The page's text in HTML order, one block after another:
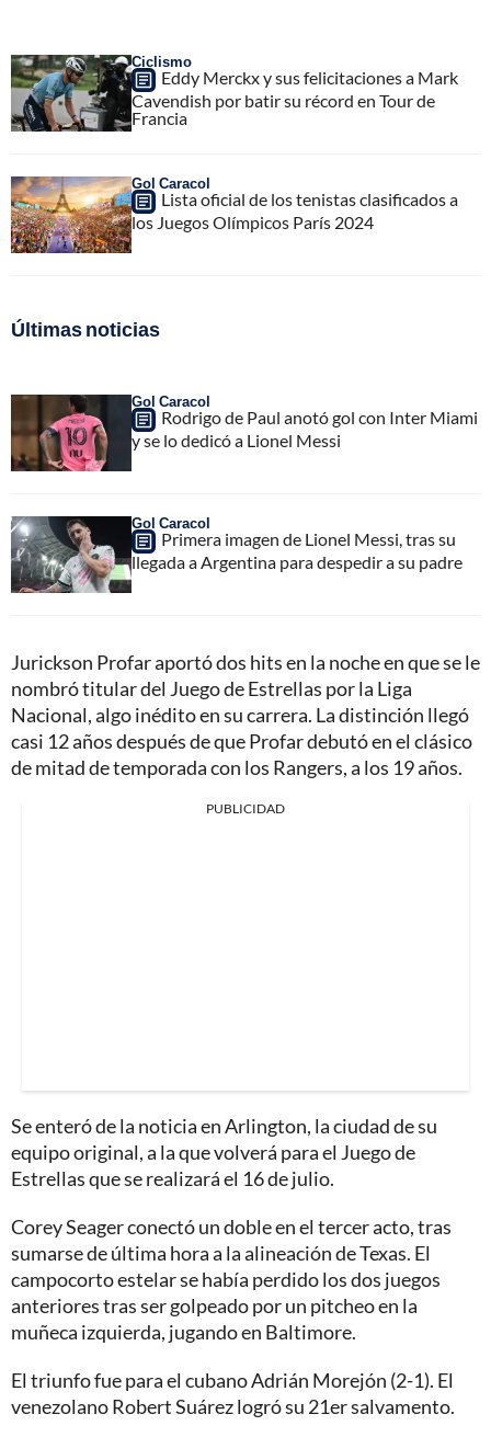
Ciclismo
Eddy Merckx y sus felicitaciones a Mark
Cavendish por batir su récord en Tour de
Francia
Gol Caracol
Lista oficial de los tenistas clasificados a
los Juegos Olímpicos París 2024
Últimas noticias
Gol Caracol
Rodrigo de Paul anotó gol con Inter Miami
y se lo dedicó a Lionel Messi
Gol Caracol
Primera imagen de Lionel Messi, tras su
llegada a Argentina para despedir a su padre
Jurickson Profar aportó dos hits en la noche en que se le
nombró titular del Juego de Estrellas por la Liga
Nacional, algo inédito en su carrera. La distinción llegó
casi 12 años después de que Profar debutó en el clásico
de mitad de temporada con los Rangers, a los 19 años.
PUBLICIDAD
Se enteró de la noticia en Arlington, la ciudad de su
equipo original, a la que volverá para el Juego de
Estrellas que se realizará el 16 de julio.
Corey Seager conectó un doble en el tercer acto, tras
sumarse de última hora a la alineación de Texas. El
campocorto estelar se había perdido los dos juegos
anteriores tras ser golpeado por un pitcheo en la
muñeca izquierda, jugando en Baltimore.
El triunfo fue para el cubano Adrián Morejón (2-1). El
venezolano Robert Suárez logró su 21er salvamento.